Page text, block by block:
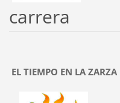
carrera
EL TIEMPO EN LA ZARZA